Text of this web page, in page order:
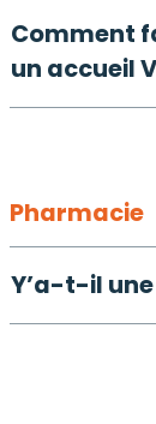
Comment
un accueil
Pharmacie
Y’a-t-il